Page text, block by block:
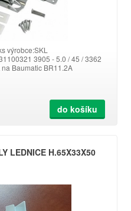
výrobce:SKL
3905 - 5.0 / 45 / 3362
Baumatic BR11.2A
do košíku
LEDNICE H.65X33X50